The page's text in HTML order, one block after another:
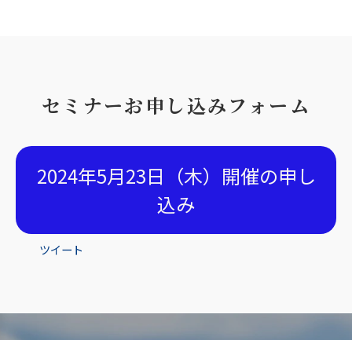
セミナーお申し込みフォーム
2024年5月23日（木）開催の申し
込み
ツイート